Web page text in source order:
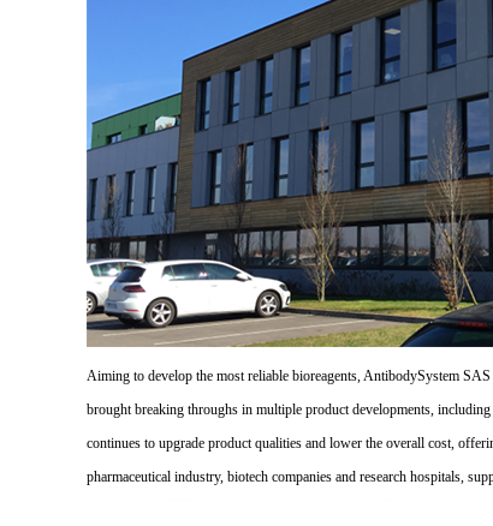
Aiming to develop the most reliable bioreagents, AntibodySystem
brought breaking throughs in multiple product developments,
continues to upgrade product qualities and lower the overall cost,
pharmaceutical industry, biotech companies and research hospitals,